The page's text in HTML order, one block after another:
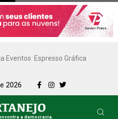
Eventos Espresso Gráfica
2026
a democracia.